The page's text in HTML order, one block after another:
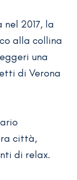
2017, la
alla collina
una
di Verona
città,
di relax.